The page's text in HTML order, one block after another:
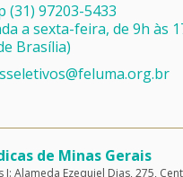
(31) 97203-5433
a sexta-feira, de 9h às
Brasília)
de Minas Gerais
I: Alameda Ezequiel Dias, 275,